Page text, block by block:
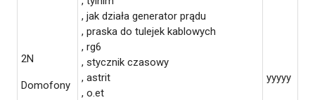
2N
Domofony
, jak działa generator prądu
, praska do tulejek kablowych
, rg6
, stycznik czasowy
, astrit
, o.et
yyyyy